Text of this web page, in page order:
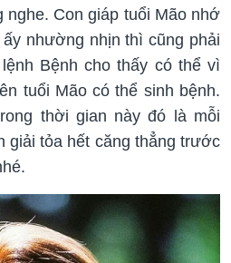
nghe. Con giáp tuổi Mão nhớ
nhường nhịn thì cũng phải
Bệnh cho thấy có thể vì
tuổi Mão có thể sinh bệnh.
thời gian này đó là mỗi
giải tỏa hết căng thẳng trước